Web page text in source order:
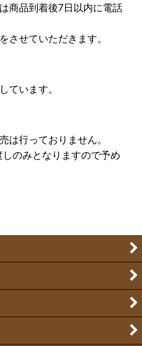
商品到着後7日以内に電話
させていただきます。
ています。
は行っておりません。
のみとなりますので予め